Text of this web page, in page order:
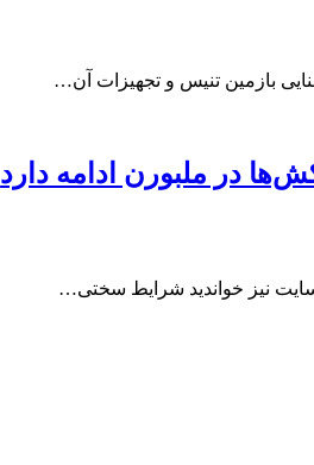
بازمین تنیس و تجهیزات آن…
در ملبورن ادامه دارد
نیز خواندید شرایط سختی…